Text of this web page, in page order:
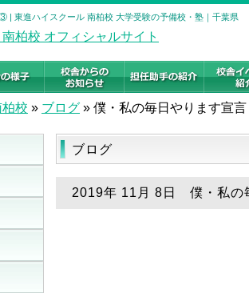
| 東進ハイスクール 南柏校 大学受験の予備校・塾｜千葉県
校 » ブログ » 僕・私の毎日やります宣
ブログ
2019年 11月 8日 僕・私の